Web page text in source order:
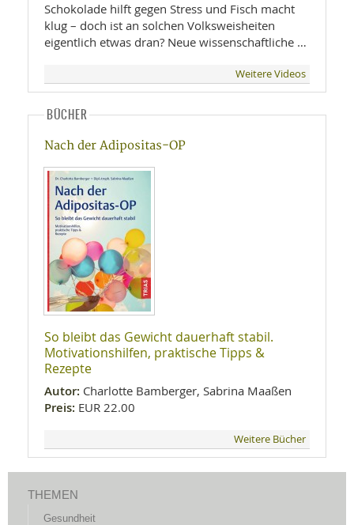
Schokolade hilft gegen Stress und Fisch macht
klug – doch ist an solchen Volksweisheiten
eigentlich etwas dran? Neue wissenschaftliche …
Weitere Videos
BÜCHER
Nach der Adipositas-OP
So bleibt das Gewicht dauerhaft stabil.
Motivationshilfen, praktische Tipps &
Rezepte
Autor: Charlotte Bamberger, Sabrina Maaßen
Preis: EUR 22.00
Weitere Bücher
THEMEN
Gesundheit